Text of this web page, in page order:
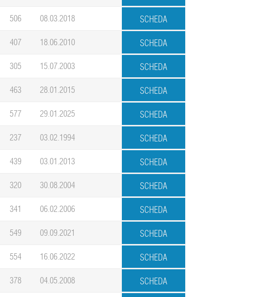
506 08.03.2018
407 18.06.2010
305 15.07.2003
463 28.01.2015
577 29.01.2025
237 03.02.1994
439 03.01.2013
320 30.08.2004
341 06.02.2006
549 09.09.2021
554 16.06.2022
378 04.05.2008